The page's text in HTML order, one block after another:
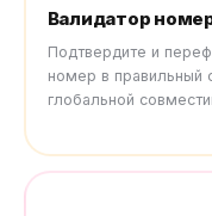
Валидатор
Подтвердите и
номер в правильный
глобальной